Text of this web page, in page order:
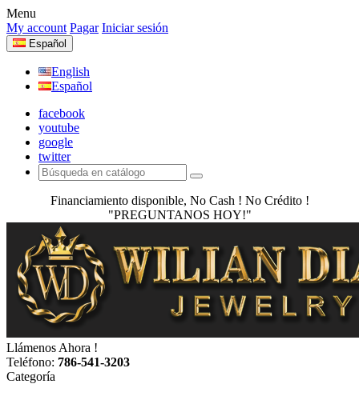
Menu
My account Pagar Iniciar sesión
Español
English
Español
facebook
youtube
google
twitter
Financiamiento disponible, No Cash ! No Crédito !
"PREGUNTANOS HOY!"
Llámenos Ahora !
Teléfono: 786-541-3203
Categoría